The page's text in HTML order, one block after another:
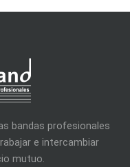
bandas profesionales
e intercambiar
mutuo.